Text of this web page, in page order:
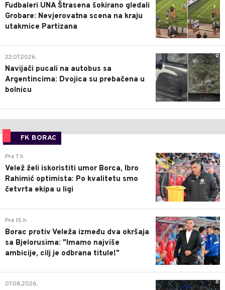
Fudbaleri UNA Štrasena šokirano gledali
Grobare: Nevjerovatna scena na kraju
utakmice Partizana
0
22.07.2026.
Navijači pucali na autobus sa
Argentincima: Dvojica su prebačena u
bolnicu
FK BORAC
0
Pre 7 h
Velež želi iskoristiti umor Borca, Ibro
Rahimić optimista: Po kvalitetu smo
četvrta ekipa u ligi
0
Pre 15 h
Borac protiv Veleža između dva okršaja
sa Bjelorusima: "Imamo najviše
ambicije, cilj je odbrana titule!"
0
07.08.2026.